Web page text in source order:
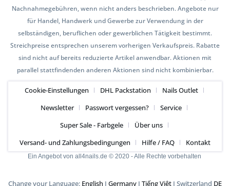
Nachnahmegebühren, wenn nicht anders beschrieben. Angebote nur
für Handel, Handwerk und Gewerbe zur Verwendung in der
selbständigen, beruflichen oder gewerblichen Tätigkeit bestimmt.
Streichpreise entsprechen unserem vorherigen Verkaufspreis. Rabatte
sind nicht auf bereits reduzierte Artikel anwendbar. Aktionen mit
parallel stattfindenden anderen Aktionen sind nicht kombinierbar.
Cookie-Einstellungen DHL Packstation
Nails Outlet
Newsletter
Passwort vergessen?
Service
Super Sale - Farbgele
Über uns
Versand- und Zahlungsbedingungen
Hilfe / FAQ Kontakt
Ein Angebot von all4nails.de © 2020 - Alle Rechte vorbehalten
Change your Language: English I Germany I Tiếng Việt I Switzerland DE